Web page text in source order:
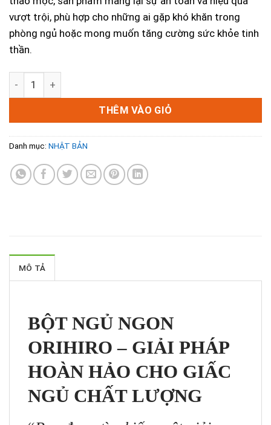
vượt trội, phù hợp cho những ai gặp khó khăn trong
phòng ngủ hoặc mong muốn tăng cường sức khỏe tinh
thần.
Bột Ngủ Ngon Orihiro - Giải Pháp Hiệu Quả Và Tiện Lợi
THÊM VÀO GIỎ
Danh mục: NHẬT BẢN
MÔ TẢ
BỘT NGỦ NGON
ORIHIRO – GIẢI PHÁP
HOÀN HẢO CHO GIẤC
NGỦ CHẤT LƯỢNG